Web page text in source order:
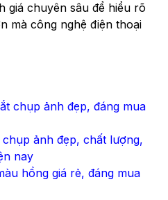
giá chuyên sâu để hiểu rõ
mà công nghệ điện thoại
chụp ảnh đẹp, đáng mua
ảnh đẹp, chất lượng,
nay
hồng giá rẻ, đáng mua